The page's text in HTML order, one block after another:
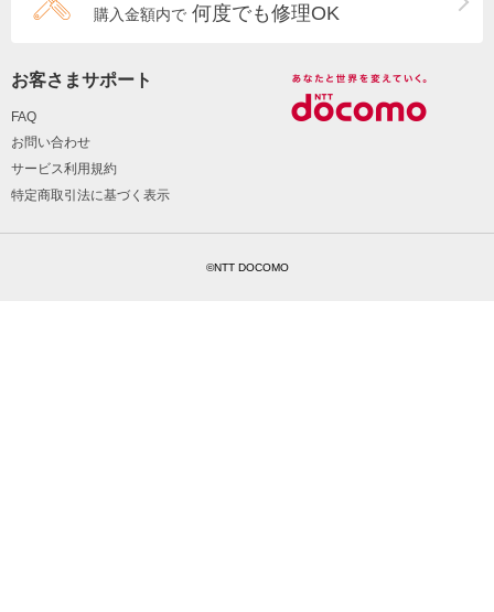
購入金額内で 何度でも修理OK
お客さまサポート
FAQ
お問い合わせ
サービス利用規約
特定商取引法に基づく表示
©NTT DOCOMO